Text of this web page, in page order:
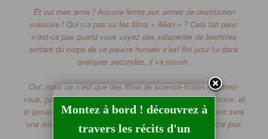
Et oui mes amis !Aucune limite aux armes de destruction
massive ! Qui n’a pas vu les films « Alien » ?Cela fait peur,
n’est-ce pas quand vous voyez des saloperies de bestioles
sortant du corps de ce pauvre humain s’est fini pour lui dans
quelques secondes, il va mourir.
Oui, mais ce n’est que des films de science-fiction me direz-
vous, pas si sûr voyez-vous…Regardez la vidéo ci-dessous, et
si jamais vous en êtes atteint un jour, je pense que la mort sera
une délivrance…
Vous allez regarder le ciel sous un autre jour.
Montez à bord ! découvrez à
travers les récits d'un